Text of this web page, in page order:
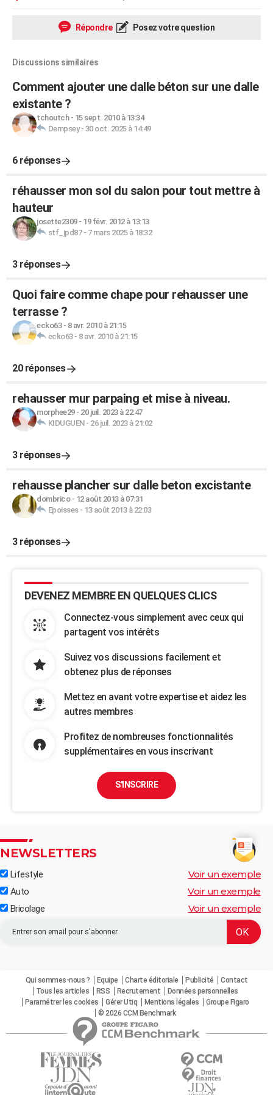
Répondre Posez votre question
Discussions similaires
Comment ajouter une dalle béton sur une dalle
existante ?
tchoutch- 15 sept. 2010 à 13:34
Dempsey- 30 oct. 2025 à 14:49
6 réponses
réhausser mon sol du salon pour tout mettre à
hauteur
josette2309- 19 févr. 2012 à 13:13
stf_jpd87- 7 mars 2025 à 18:32
3 réponses
Quoi faire comme chape pour rehausser une
terrasse ?
ecko63- 8 avr. 2010 à 21:15
ecko63- 8 avr. 2010 à 21:15
20 réponses
rehausser mur parpaing et mise à niveau.
morphee29- 20 juil. 2023 à 22:47
KIDUGUEN- 26 juil. 2023 à 21:02
3 réponses
rehausse plancher sur dalle beton excistante
dombrico- 12 août 2013 à 07:31
Epoisses- 13 août 2013 à 22:03
3 réponses
DEVENEZ MEMBRE EN QUELQUES CLICS
Connectez-vous simplement avec ceux qui
partagent vos intérêts
Suivez vos discussions facilement et
obtenez plus de réponses
Mettez en avant votre expertise et aidez les
autres membres
Profitez de nombreuses fonctionnalités
supplémentaires en vous inscrivant
S'INSCRIRE
NEWSLETTERS
Lifestyle Voir un exemple
Auto Voir un exemple
Bricolage Voir un exemple
Qui sommes-nous ? Equipe Charte éditoriale Publicité
Contact
Tous les articles
RSS Recrutement
Données personnelles
Paramétrer les cookies
Gérer Utiq Mentions légales
Groupe Figaro
© 2026 CCM Benchmark